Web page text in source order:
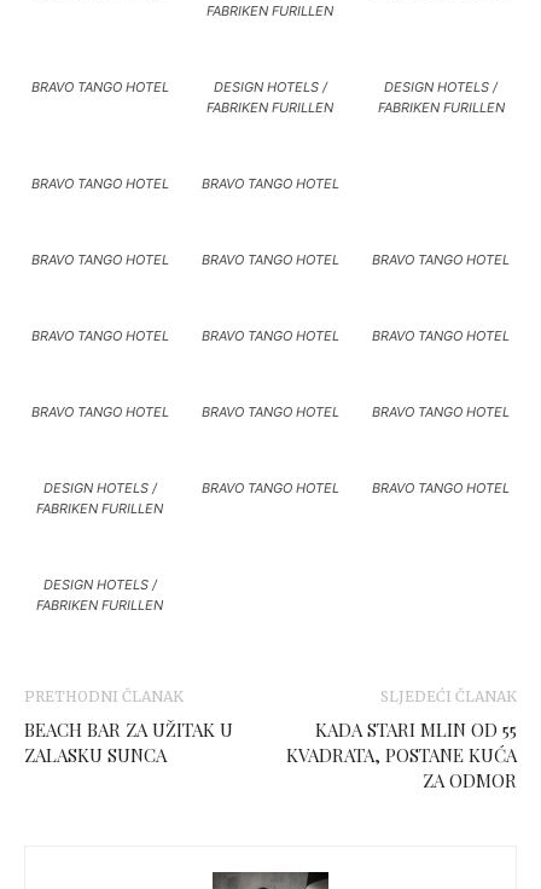
FABRIKEN FURILLEN
BRAVO TANGO HOTEL
DESIGN HOTELS /
FABRIKEN FURILLEN
DESIGN HOTELS /
FABRIKEN FURILLEN
BRAVO TANGO HOTEL BRAVO TANGO HOTEL
BRAVO TANGO HOTEL BRAVO TANGO HOTEL BRAVO TANGO HOTEL
BRAVO TANGO HOTEL BRAVO TANGO HOTEL BRAVO TANGO HOTEL
BRAVO TANGO HOTEL BRAVO TANGO HOTEL BRAVO TANGO HOTEL
DESIGN HOTELS /
FABRIKEN FURILLEN
BRAVO TANGO HOTEL BRAVO TANGO HOTEL
DESIGN HOTELS /
FABRIKEN FURILLEN
PRETHODNI ČLANAK
BEACH BAR ZA UŽITAK U
ZALASKU SUNCA
SLJEDEĆI ČLANAK
KADA STARI MLIN OD 55
KVADRATA, POSTANE KUĆA
ZA ODMOR